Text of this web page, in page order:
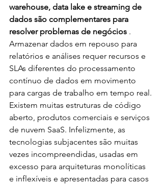
warehouse, data lake e streaming de
dados são complementares para
resolver problemas de negócios .
Armazenar dados em repouso para
relatórios e análises requer recursos e
SLAs diferentes do processamento
contínuo de dados em movimento
para cargas de trabalho em tempo real.
Existem muitas estruturas de código
aberto, produtos comerciais e serviços
de nuvem SaaS. Infelizmente, as
tecnologias subjacentes são muitas
vezes incompreendidas, usadas em
excesso para arquiteturas monolíticas
e inflexíveis e apresentadas para casos